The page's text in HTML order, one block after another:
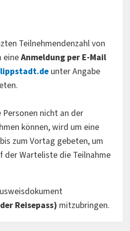
Teilnehmendenzahl von
eineAnmeldung per E-Mail
unter Angabe
nicht an der
können, wird um eine
zum Vortag gebeten, um
der Warteliste die Teilnahme
Reisepass) mitzubringen.